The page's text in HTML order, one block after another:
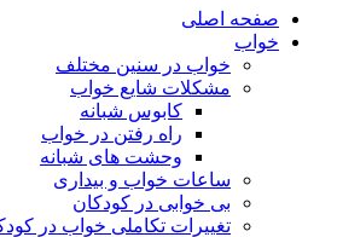
صفحه اصلی
خواب
خواب در سنین مختلف
مشکلات شایع خواب
کابوس شبانه
راه رفتن در خواب
وحشت های شبانه
ساعات خواب و بیداری
بی خوابی در کودکان
تغییرات تکاملی خواب در